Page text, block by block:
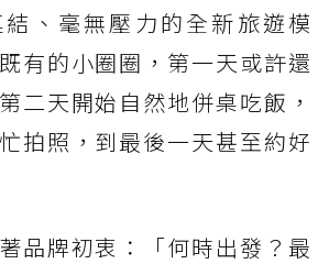
、毫無壓力的全新旅遊模
有的小圈圈，第一天或許還
二天開始自然地併桌吃飯，
拍照，到最後一天甚至約好
品牌初衷：「何時出發？最